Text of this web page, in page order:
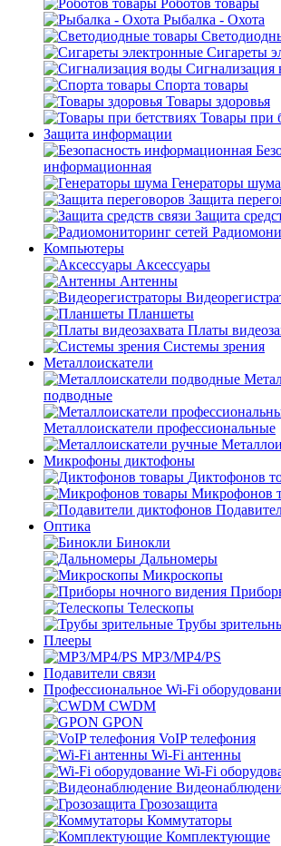
Роботов товары
Рыбалка - Охота
Сигареты
Сигнализация
Спорта товары
Товары здоровья
Товары при
Защита информации
информационная
Генераторы шума
Защита
Защита
Компьютеры
Аксессуары
Антенны
Планшеты
Платы
Системы зрения
Металлоискатели
подводные
Металлоискатели профессиональные
Микрофоны диктофоны
Диктофонов
Микрофонов
Оптика
Бинокли
Дальномеры
Микроскопы
Телескопы
Трубы
Плееры
MP3/MP4/PS
Подавители связи
Профессиональное Wi-Fi
CWDM
GPON
VoIP телефония
Wi-Fi антенны
Wi-Fi
Грозозащита
Коммутаторы
Комплектующие